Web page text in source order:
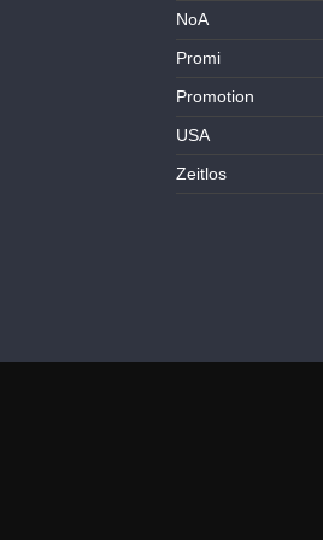
NoA
Promi
Promotion
USA
Zeitlos